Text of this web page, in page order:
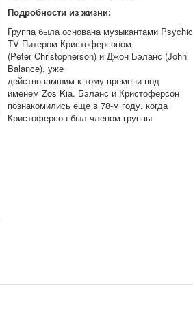
Подробности из жизни:
Группа была основана музыкантами Psychic
TV Питером Кристоферсоном
(Peter Christopherson) и Джон Бэланс (John
Balance), уже
действовамшим к тому времени под
именем Zos Kia. Бэланс и Кристоферсон
познакомились еще в 78-м году, когда
Кристоферсон был членом группы